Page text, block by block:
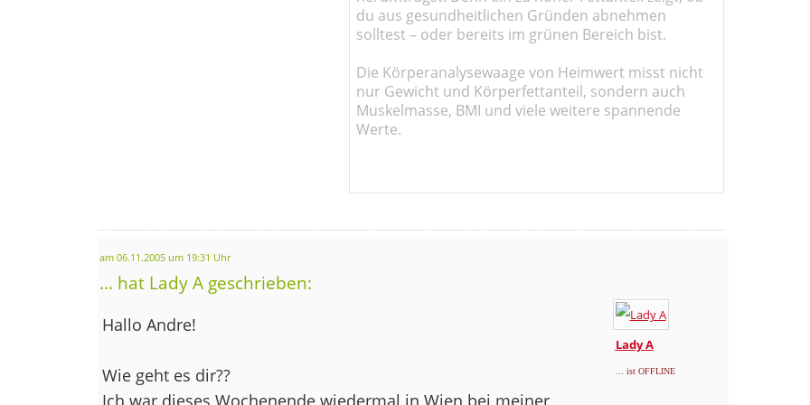
du aus gesundheitlichen Gründen abnehmen
solltest – oder bereits im grünen Bereich bist.
Die Körperanalysewaage von Heimwert misst nicht
nur Gewicht und Körperfettanteil, sondern auch
Muskelmasse, BMI und viele weitere spannende
Werte.
am 06.11.2005 um 19:31 Uhr
... hat Lady A geschrieben:
Lady A
... ist OFFLINE
Hallo Andre!
Wie geht es dir??
Ich war dieses Wochenende wiedermal in Wien bei meiner